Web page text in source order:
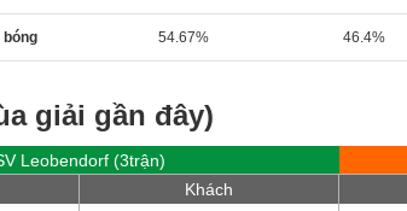
bóng 54.67% 46.4%
giải gần đây)
Leobendorf (3trận)
Khách